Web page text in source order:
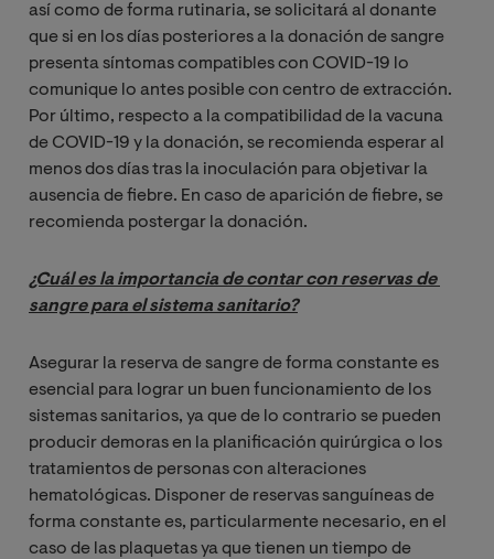
así como de forma rutinaria, se solicitará al donante
que si en los días posteriores a la donación de sangre
presenta síntomas compatibles con COVID-19 lo
comunique lo antes posible con centro de extracción.
Por último, respecto a la compatibilidad de la vacuna
de COVID-19 y la donación, se recomienda esperar al
menos dos días tras la inoculación para objetivar la
ausencia de fiebre. En caso de aparición de fiebre, se
recomienda postergar la donación.
¿Cuál es la importancia de contar con reservas de
sangre para el sistema sanitario?
Asegurar la reserva de sangre de forma constante es
esencial para lograr un buen funcionamiento de los
sistemas sanitarios, ya que de lo contrario se pueden
producir demoras en la planificación quirúrgica o los
tratamientos de personas con alteraciones
hematológicas. Disponer de reservas sanguíneas de
forma constante es, particularmente necesario, en el
caso de las plaquetas ya que tienen un tiempo de